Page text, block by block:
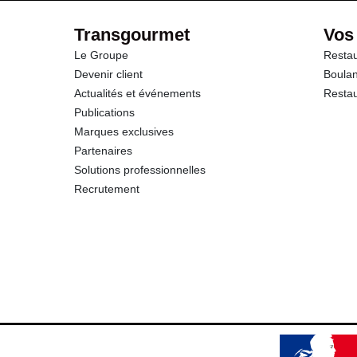
Protéines
Sel
Transgourmet
Le Groupe
Devenir client
Actualités et événements
Publications
Marques exclusives
Partenaires
Solutions professionnelles
Recrutement